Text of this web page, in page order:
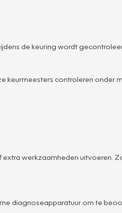
de keuring wordt
keurmeesters controleren onder
werkzaamheden uitvoeren.
diagnoseapparatuur om te